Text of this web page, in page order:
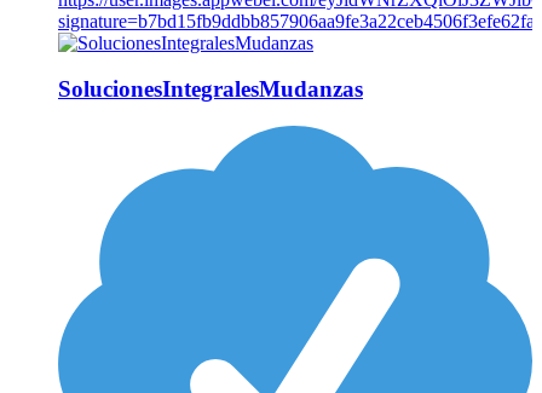
SolucionesIntegralesMudanzas